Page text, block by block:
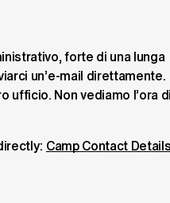
forte di una lunga
un’e-mail direttamente.
ufficio. Non vediamo l’ora di
Camp Contact Details